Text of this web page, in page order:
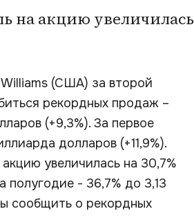
на акцию увеличилась
(США) за второй
рекордных продаж –
(+9,3%). За первое
долларов (+11,9%).
увеличилась на 30,7%
полугодие - 36,7% до 3,13
сообщить о рекордных